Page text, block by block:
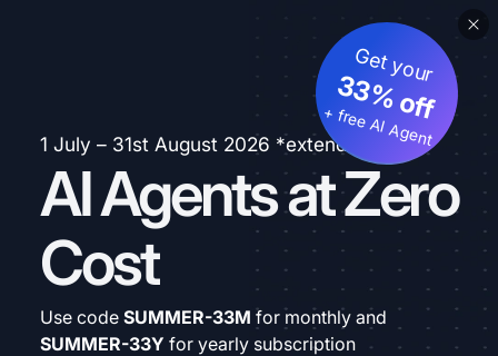
1 July – 31st August 2026 *extended
AI Agents at Zero
Cost
Get your
33% off
+ free AI Agent
Use code SUMMER-33M for monthly and
SUMMER-33Y for yearly subscription